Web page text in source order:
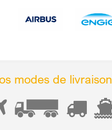
modes de livraison